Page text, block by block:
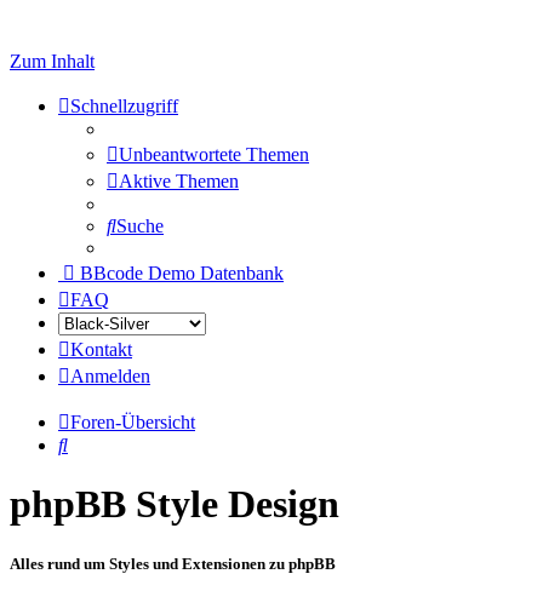
Zum Inhalt
Schnellzugriff
Unbeantwortete Themen
Aktive Themen
Suche
BBcode Demo Datenbank
FAQ
Kontakt
Anmelden
Foren-Übersicht
Suche
phpBB Style Design
Alles rund um Styles und Extensionen zu phpBB